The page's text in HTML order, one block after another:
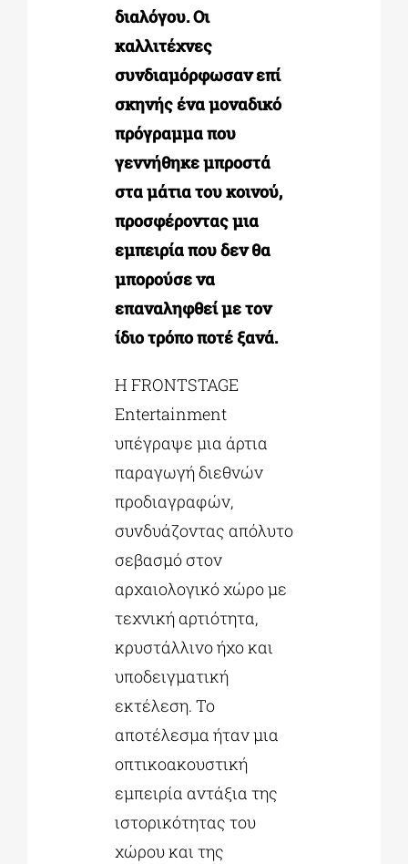
διαλόγου. Οι
καλλιτέχνες
συνδιαμόρφωσαν επί
σκηνής ένα μοναδικό
πρόγραμμα που
γεννήθηκε μπροστά
στα μάτια του κοινού,
προσφέροντας μια
εμπειρία που δεν θα
μπορούσε να
επαναληφθεί με τον
ίδιο τρόπο ποτέ ξανά.
Η FRONTSTAGE
Entertainment
υπέγραψε μια άρτια
παραγωγή διεθνών
προδιαγραφών,
συνδυάζοντας απόλυτο
σεβασμό στον
αρχαιολογικό χώρο με
τεχνική αρτιότητα,
κρυστάλλινο ήχο και
υποδειγματική
εκτέλεση. Το
αποτέλεσμα ήταν μια
οπτικοακουστική
εμπειρία αντάξια της
ιστορικότητας του
χώρου και της